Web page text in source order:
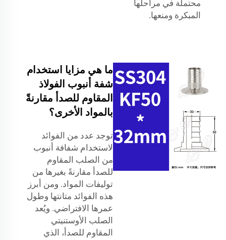
محتملة في مراحلها
المبكرة ومنعها.
ما هي مزايا استخدام
شفة أنبوب الفولاذ
المقاوم للصدأ مقارنةً
بالمواد الأخرى؟
توجد عدد من الفوائد
لاستخدام شفافة أنبوب
من الصلب المقاوم
للصدأ مقارنةً بغيرها من
توليفات المواد. ومن أبرز
هذه الفوائد متانتها وطول
عمرها الافتراضي. ويُعد
الصلب الأوستنيتي
المقاوم للصدأ، الذي